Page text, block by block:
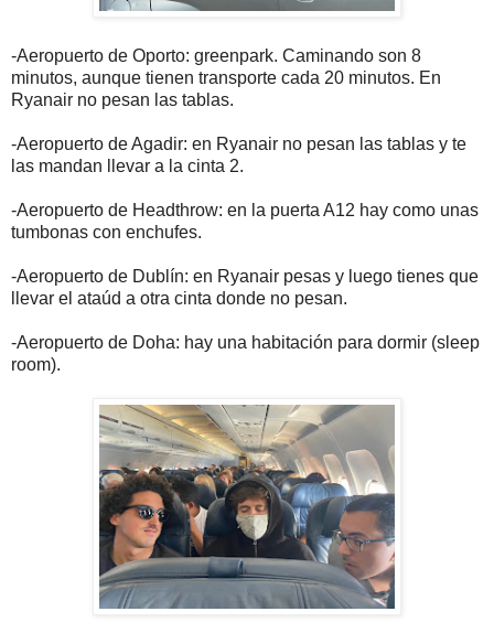
-Aeropuerto de Oporto: greenpark. Caminando son 8
minutos, aunque tienen transporte cada 20 minutos. En
Ryanair no pesan las tablas.
-Aeropuerto de Agadir: en Ryanair no pesan las tablas y te
las mandan llevar a la cinta 2.
-Aeropuerto de Headthrow: en la puerta A12 hay como unas
tumbonas con enchufes.
-Aeropuerto de Dublín: en Ryanair pesas y luego tienes que
llevar el ataúd a otra cinta donde no pesan.
-Aeropuerto de Doha: hay una habitación para dormir (sleep
room).